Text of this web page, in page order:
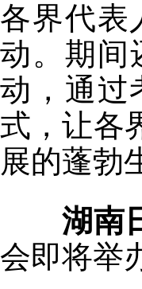
各界代表
动。期间
动，通过
式，让各
展的蓬勃
湖南
会即将举